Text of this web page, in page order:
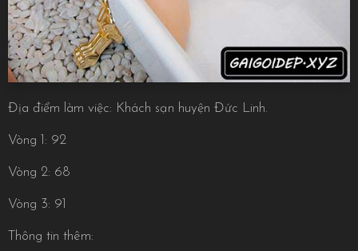
Địa điểm làm việc: Khách sạn huyện Đức Linh.
Vòng 1: 92
Vòng 2: 68
Vòng 3: 91
Thông tin thêm: